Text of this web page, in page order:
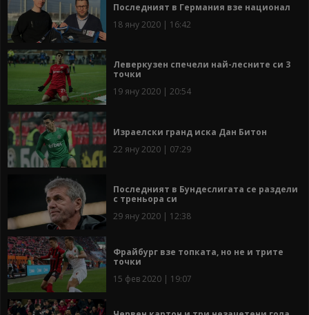
Последният в Германия взе национал
18 яну 2020 | 16:42
Леверкузен спечели най-лесните си 3
точки
19 яну 2020 | 20:54
Израелски гранд иска Дан Битон
22 яну 2020 | 07:29
Последният в Бундеслигата се раздели
с треньора си
29 яну 2020 | 12:38
Фрайбург взе топката, но не и трите
точки
15 фев 2020 | 19:07